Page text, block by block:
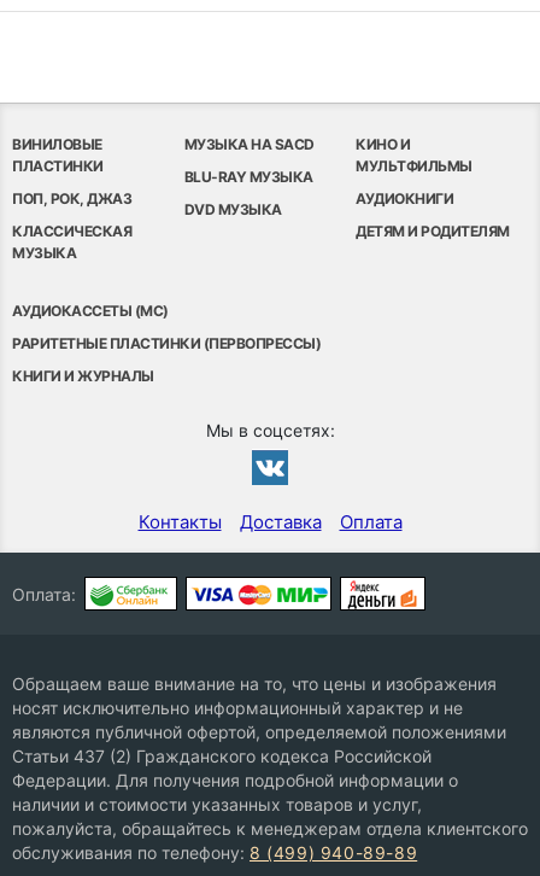
ВИНИЛОВЫЕ
ПЛАСТИНКИ
ПОП, РОК, ДЖАЗ
КЛАССИЧЕСКАЯ
МУЗЫКА
МУЗЫКА НА SACD
BLU-RAY МУЗЫКА
DVD МУЗЫКА
КИНО И
МУЛЬТФИЛЬМЫ
АУДИОКНИГИ
ДЕТЯМ И РОДИТЕЛЯМ
АУДИОКАССЕТЫ (MC)
РАРИТЕТНЫЕ ПЛАСТИНКИ (ПЕРВОПРЕССЫ)
КНИГИ И ЖУРНАЛЫ
Мы в соцсетях:
Контакты Доставка Оплата
Оплата:
Обращаем ваше внимание на то, что цены и изображения
носят исключительно информационный характер и не
являются публичной офертой, определяемой положениями
Статьи 437 (2) Гражданского кодекса Российской
Федерации. Для получения подробной информации о
наличии и стоимости указанных товаров и услуг,
пожалуйста, обращайтесь к менеджерам отдела клиентского
обслуживания по телефону: 8 (499) 940-89-89